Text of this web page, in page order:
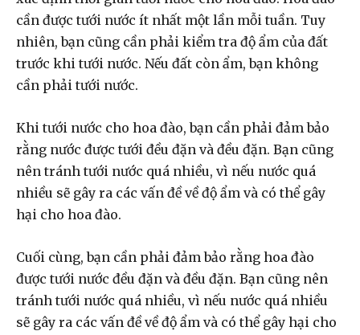
cần được tưới nước ít nhất một lần mỗi tuần. Tuy
nhiên, bạn cũng cần phải kiểm tra độ ẩm của đất
trước khi tưới nước. Nếu đất còn ẩm, bạn không
cần phải tưới nước.
Khi tưới nước cho hoa đào, bạn cần phải đảm bảo
rằng nước được tưới đều đặn và đều đặn. Bạn cũng
nên tránh tưới nước quá nhiều, vì nếu nước quá
nhiều sẽ gây ra các vấn đề về độ ẩm và có thể gây
hại cho hoa đào.
Cuối cùng, bạn cần phải đảm bảo rằng hoa đào
được tưới nước đều đặn và đều đặn. Bạn cũng nên
tránh tưới nước quá nhiều, vì nếu nước quá nhiều
sẽ gây ra các vấn đề về độ ẩm và có thể gây hại cho